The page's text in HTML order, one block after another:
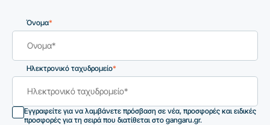
Όνομα*
Ηλεκτρονικό ταχυδρομείο*
Εγγραφείτε για να λαμβάνετε πρόσβαση σε νέα, προσφορές και ειδικές
προσφορές για τη σειρά που διατίθεται στο gangaru.gr.